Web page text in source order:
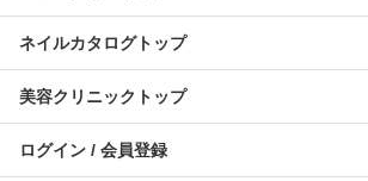
ネイルカタログトップ
美容クリニックトップ
ログイン / 会員登録